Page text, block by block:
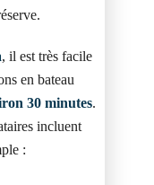
, il est très facile
en bateau
30 minutes.
incluent
: